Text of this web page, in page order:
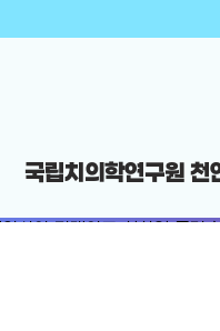
국립치의학연구원 천